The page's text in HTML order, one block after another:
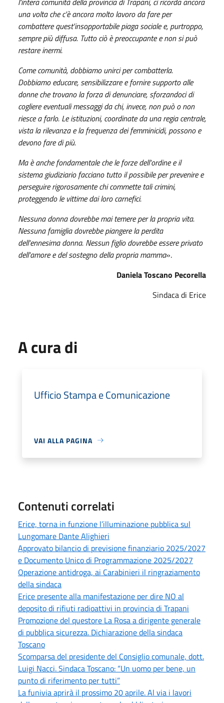
una volta che c'è ancora molto lavoro da fare per
combattere quest'insopportabile piaga sociale e, purtroppo,
sempre più diffusa. Tutto ciò è preoccupante e non si può
restare inermi.
Come comunità, dobbiamo unirci per combatterla.
Dobbiamo educare, sensibilizzare e fornire supporto alle
donne che trovano la forza di denunciare, sforzandoci di
cogliere eventuali messaggi da chi, invece, non può o non
riesce a farlo. Le istituzioni, coordinate da una regia centrale,
vista la rilevanza e la frequenza dei femminicidi, possono e
devono fare di più.
Ma è anche fondamentale che le forze dell'ordine e il
sistema giudiziario facciano tutto il possibile per prevenire e
perseguire rigorosamente chi commette tali crimini,
proteggendo le vittime dai loro carnefici.
Nessuna donna dovrebbe mai temere per la propria vita.
Nessuna famiglia dovrebbe piangere la perdita
dell'ennesima donna. Nessun figlio dovrebbe essere privato
dell'amore e del sostegno della propria mamma».
Daniela Toscano Pecorella
Sindaca di Erice
A cura di
Ufficio Stampa e Comunicazione
VAI ALLA PAGINA
Contenuti correlati
Erice, torna in funzione l’illuminazione pubblica sul
Lungomare Dante Alighieri
Approvato bilancio di previsione finanziario 2025/2027
e Documento Unico di Programmazione 2025/2027
Operazione antidroga, ai Carabinieri il ringraziamento
della sindaca
Erice presente alla manifestazione per dire NO al
deposito di rifiuti radioattivi in provincia di Trapani
Promozione del questore La Rosa a dirigente generale
di pubblica sicurezza. Dichiarazione della sindaca
Toscano
Scomparsa del presidente del Consiglio comunale, dott.
Luigi Nacci. Sindaca Toscano: “Un uomo per bene, un
punto di riferimento per tutti”
La funivia aprirà il prossimo 20 aprile. Al via i lavori